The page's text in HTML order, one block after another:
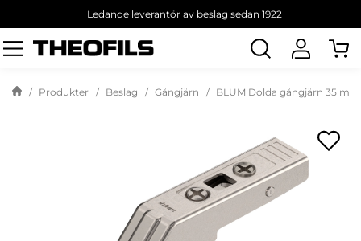
Ledande leverantör av beslag sedan 1922
Sök
produkt
Produkter Beslag Gångjärn BLUM Dolda gångjärn 35 mm